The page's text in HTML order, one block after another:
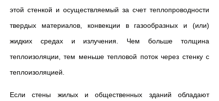
этой стенкой и осуществляемый за счет теплопроводности
твердых материалов, конвекции в газообразных и (или)
жидких средах и излучения. Чем больше толщина
теплоизоляции, тем меньше тепловой поток через стенку с
теплоизоляцией.
Если стены жилых и общественных зданий обладают